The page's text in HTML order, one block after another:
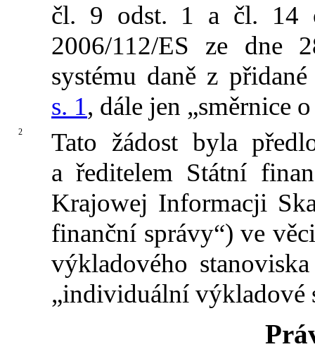
čl. 9 odst. 1 a čl. 14
2006/112/ES ze dne
systému daně z
s. 1, dále jen „směrnice
2
Tato žádost byla
a ředitelem Státní
Krajowej Informacji
finanční správy“) ve
výkladového
„individuální výkladové